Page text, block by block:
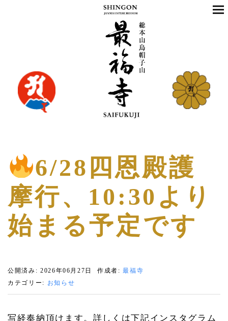
6/28四恩殿護
摩行、10:30より
始まる予定です
公開済み: 2026年06月27日 作成者:最福寺
カテゴリー: お知らせ
写経奉納頂けます。詳しくは下記インスタグラム